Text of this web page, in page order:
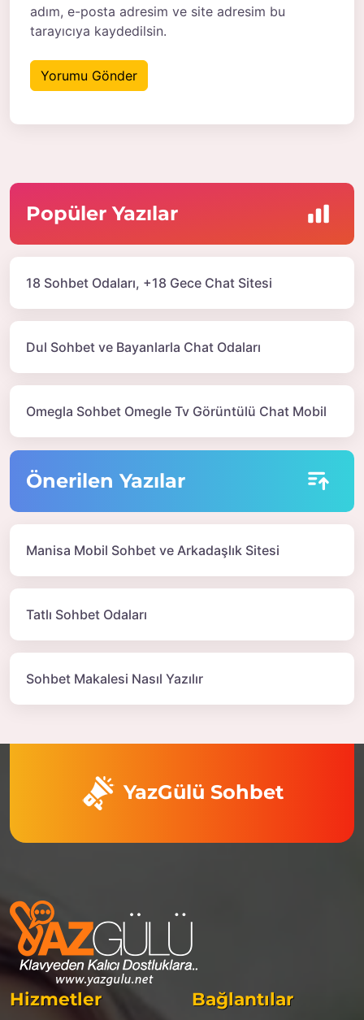
adım, e-posta adresim ve site adresim bu
tarayıcıya kaydedilsin.
Popüler Yazılar
18 Sohbet Odaları, +18 Gece Chat Sitesi
Dul Sohbet ve Bayanlarla Chat Odaları
Omegla Sohbet Omegle Tv Görüntülü Chat Mobil
Önerilen Yazılar
Manisa Mobil Sohbet ve Arkadaşlık Sitesi
Tatlı Sohbet Odaları
Sohbet Makalesi Nasıl Yazılır
YazGülü Sohbet
Hizmetler Bağlantılar